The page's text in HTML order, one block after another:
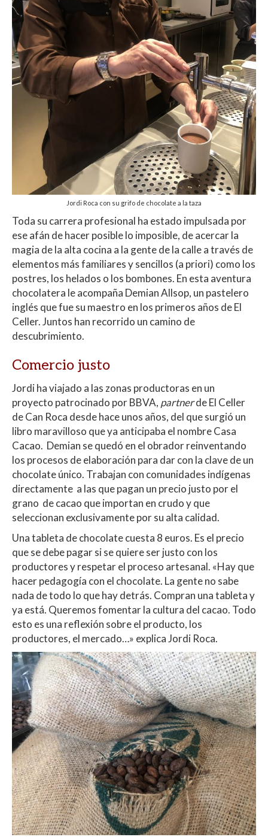
Jordi Roca con su grifo de chocolate a la taza
Toda su carrera profesional ha estado impulsada por
ese afán de hacer posible lo imposible, de acercar la
magia de la alta cocina a la gente de la calle a través de
elementos más familiares y sencillos (a priori) como los
postres, los helados o los bombones. En esta aventura
chocolatera le acompaña Demian Allsop, un pastelero
inglés que fue su maestro en los primeros años de El
Celler. Juntos han recorrido un camino de
descubrimiento.
Comercio justo
Jordi ha viajado a las zonas productoras en un
proyecto patrocinado por BBVA, partnerde El Celler
de Can Roca desde hace unos años, del que surgió un
libro maravilloso que ya anticipaba el nombre Casa
Cacao. Demian se quedó en el obrador reinventando
los procesos de elaboración para dar con la clave de un
chocolate único. Trabajan con comunidades indígenas
directamente a las que pagan un precio justo por el
grano de cacao que importan en crudo y que
seleccionan exclusivamente por su alta calidad.
Una tableta de chocolate cuesta 8 euros. Es el precio
que se debe pagar si se quiere ser justo con los
productores y respetar el proceso artesanal. «Hay que
hacer pedagogía con el chocolate. La gente no sabe
nada de todo lo que hay detrás. Compran una tableta y
ya está. Queremos fomentar la cultura del cacao. Todo
esto es una reflexión sobre el producto, los
productores, el mercado…» explica Jordi Roca.